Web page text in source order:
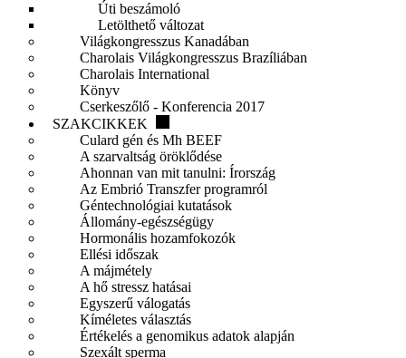
Úti beszámoló
Letölthető változat
Világkongresszus Kanadában
Charolais Világkongresszus Brazíliában
Charolais International
Könyv
Cserkeszőlő - Konferencia 2017
SZAKCIKKEK
Culard gén és Mh BEEF
A szarvaltság öröklődése
Ahonnan van mit tanulni: Írország
Az Embrió Transzfer programról
Géntechnológiai kutatások
Állomány-egészségügy
Hormonális hozamfokozók
Ellési időszak
A májmétely
A hő stressz hatásai
Egyszerű válogatás
Kíméletes választás
Értékelés a genomikus adatok alapján
Szexált sperma